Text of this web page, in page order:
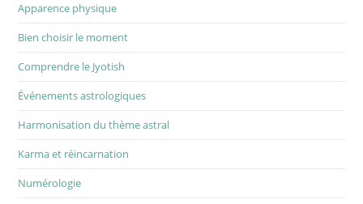
Apparence physique
Bien choisir le moment
Comprendre le Jyotish
Événements astrologiques
Harmonisation du thème astral
Karma et réincarnation
Numérologie